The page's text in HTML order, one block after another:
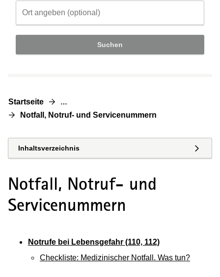
Suchen
Startseite …
Notfall, Notruf- und Servicenummern
Inhaltsverzeichnis
Notfall, Notruf- und
Servicenummern
Notrufe bei Lebensgefahr (110, 112)
Checkliste: Medizinischer Notfall. Was tun?